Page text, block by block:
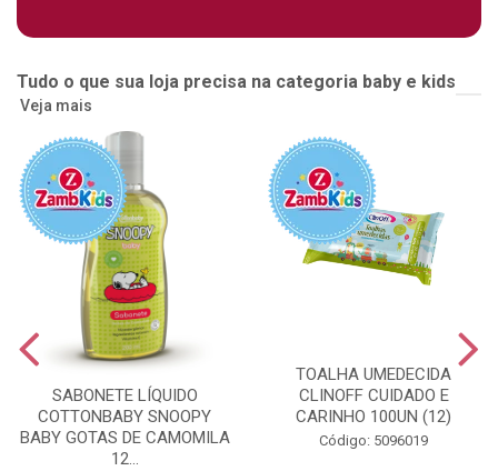
Tudo o que sua loja precisa na categoria baby e kids
Veja mais
SABONETE LÍQUIDO
COTTONBABY SNOOPY
BABY GOTAS DE CAMOMILA
12...
TOALHA UMEDECIDA
CLINOFF CUIDADO E
CARINHO 100UN (12)
Código: 5096019